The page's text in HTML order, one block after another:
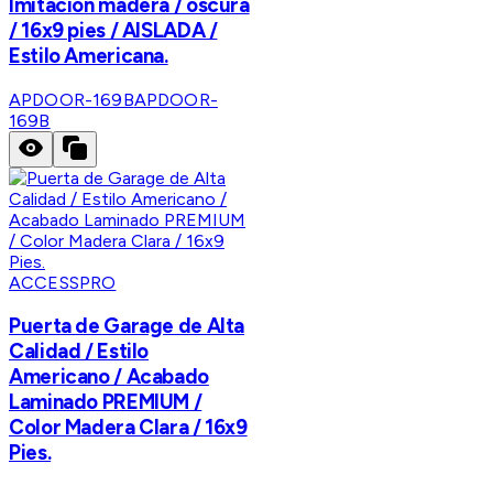
/ 16x9 pies / AISLADA /
Estilo Americana.
APDOOR-169BAPDOOR-
169B
ACCESSPRO
Puerta de Garage de Alta
Calidad / Estilo
Americano / Acabado
Laminado PREMIUM /
Color Madera Clara / 16x9
Pies.